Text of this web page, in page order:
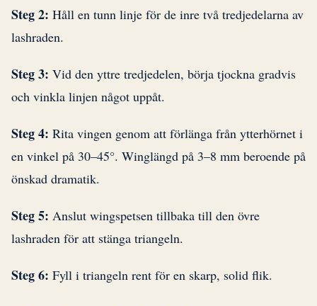
Steg 2: Håll en tunn linje för de inre två tredjedelarna av
lashraden.
Steg 3: Vid den yttre tredjedelen, börja tjockna gradvis
och vinkla linjen något uppåt.
Steg 4: Rita vingen genom att förlänga från ytterhörnet i
en vinkel på 30–45°. Winglängd på 3–8 mm beroende på
önskad dramatik.
Steg 5: Anslut wingspetsen tillbaka till den övre
lashraden för att stänga triangeln.
Steg 6: Fyll i triangeln rent för en skarp, solid flik.